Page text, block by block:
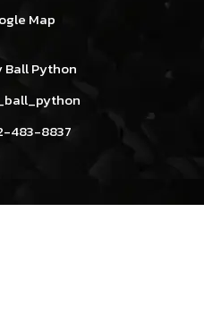
Map
Ball Python
483-8837